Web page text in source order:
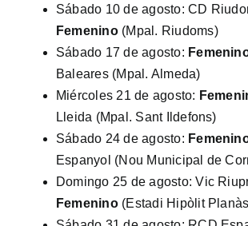
Sábado 10 de agosto: CD
Femenino(Mpal. Riudoms)
Sábado 17 de agosto:
Baleares (Mpal. Almeda)
Miércoles 21 de agosto:
Lleida (Mpal. Sant Ildefons)
Sábado 24 de agosto:
Espanyol (Nou Municipal de
Domingo 25 de agosto: Vic
Femenino (Estadi Hipòlit